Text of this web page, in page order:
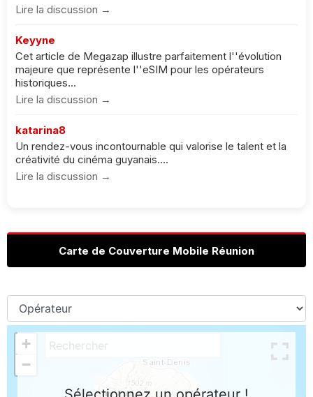
Lire la discussion →
Keyyne
Cet article de Megazap illustre parfaitement l''évolution
majeure que représente l''eSIM pour les opérateurs
historiques...
Lire la discussion →
katarina8
Un rendez-vous incontournable qui valorise le talent et la
créativité du cinéma guyanais....
Lire la discussion →
Carte de Couverture Mobile Réunion